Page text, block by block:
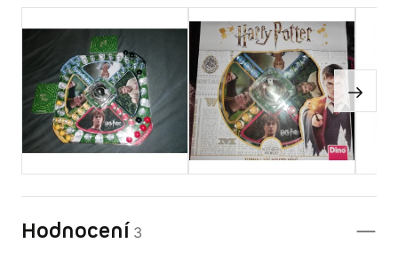
Hodnocení 3